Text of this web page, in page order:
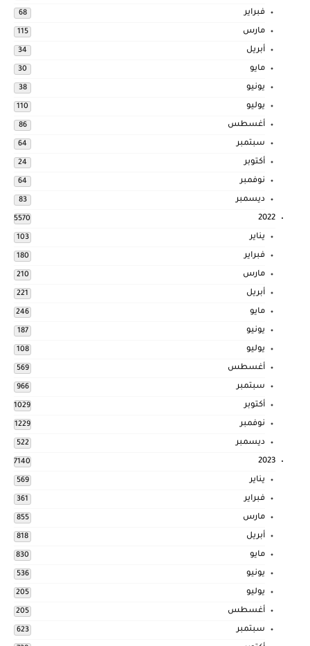
فبراير 68
مارس 115
أبريل 34
مايو 30
يونيو 38
يوليو 110
أغسطس 86
سبتمبر 64
أكتوبر 24
نوفمبر 64
ديسمبر 83
2022
5570
يناير 103
فبراير 180
مارس 210
أبريل 221
مايو 246
يونيو 187
يوليو 108
أغسطس 569
سبتمبر 966
أكتوبر 1029
نوفمبر 1229
ديسمبر 522
2023
7140
يناير 569
فبراير 361
مارس 855
أبريل 818
مايو 830
يونيو 536
يوليو 205
أغسطس 205
سبتمبر 623